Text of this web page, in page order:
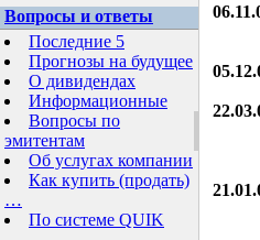
Вопросы и ответы
Последние 5
Прогнозы на будущее
О дивидендах
Информационные
Вопросы по
эмитентам
Об услугах компании
Как купить (продать)
…
По системе QUIK